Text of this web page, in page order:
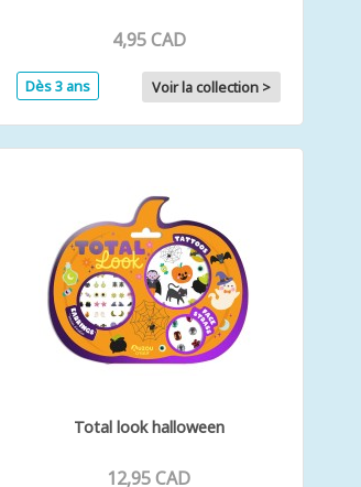
4,95 CAD
Dès 3 ans Voir la collection >
Total look halloween
12,95 CAD